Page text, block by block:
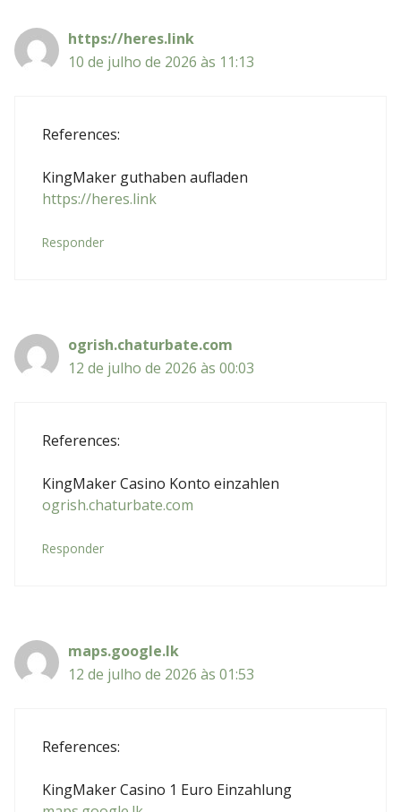
https://heres.link
10 de julho de 2026 às 11:13
References:
KingMaker guthaben aufladen
https://heres.link
Responder
ogrish.chaturbate.com
12 de julho de 2026 às 00:03
References:
KingMaker Casino Konto einzahlen
ogrish.chaturbate.com
Responder
maps.google.lk
12 de julho de 2026 às 01:53
References:
KingMaker Casino 1 Euro Einzahlung